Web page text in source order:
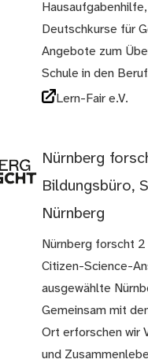
Deutschkurse für
Angebote zum
Schule in den
Lern-Fair e.V.
Nürnberg
Bildungsbüro,
Nürnberg
Nürnberg forscht
Citizen-Science-
ausgewählte
Gemeinsam mit
Ort erforschen wir
und